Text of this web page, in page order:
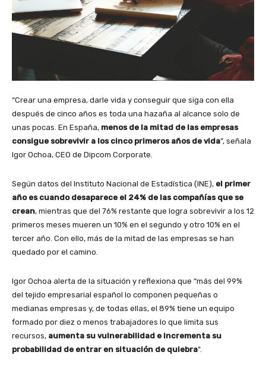
“Crear una empresa, darle vida y conseguir que siga con ella
después de cinco años es toda una hazaña al alcance solo de
unas pocas. En España, menos de la mitad de las empresas
consigue sobrevivir a los cinco primeros años de vida”, señala
Igor Ochoa, CEO de Dipcom Corporate.
Según datos del Instituto Nacional de Estadística (INE), el primer
año es cuando desaparece el 24% de las compañías que se
crean, mientras que del 76% restante que logra sobrevivir a los 12
primeros meses mueren un 10% en el segundo y otro 10% en el
tercer año. Con ello, más de la mitad de las empresas se han
quedado por el camino.
Igor Ochoa alerta de la situación y reflexiona que “más del 99%
del tejido empresarial español lo componen pequeñas o
medianas empresas y, de todas ellas, el 89% tiene un equipo
formado por diez o menos trabajadores lo que limita sus
recursos, aumenta su vulnerabilidad e incrementa su
probabilidad de entrar en situación de quiebra”.